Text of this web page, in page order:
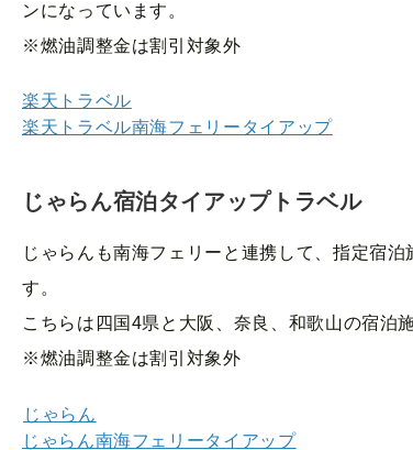
ンになっています。
※燃油調整金は割引対象外
楽天トラベル
楽天トラベル南海フェリータイアップ
じゃらん宿泊タイアップトラベル
じゃらんも南海フェリーと連携して、指定宿
す。
こちらは四国4県と大阪、奈良、和歌山の宿泊
※燃油調整金は割引対象外
じゃらん
じゃらん南海フェリータイアップ